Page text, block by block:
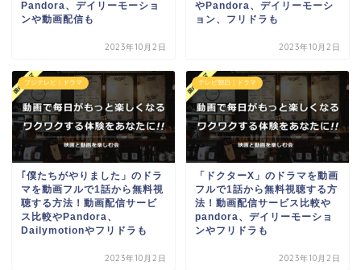
Pandora、デイリーモーショ
ンや動画配信も
2023年10月2日
やPandora、デイリーモーシ
ョン、フリドラも
2023年10月2日
フジテレビ｜ドラマ
｢僕たちがやりました」のドラ
マを動画フルで1話から無料視
聴する方法！動画配信サービ
ス比較やPandora、
Dailymotionやフリドラも
2023年10月2日
テレビ朝日｜ドラマ
「ドクターX」のドラマを動画
フルで1話から無料視聴する方
法！動画配信サービス比較や
pandora、デイリーモーショ
ンやフリドラも
2023年10月2日